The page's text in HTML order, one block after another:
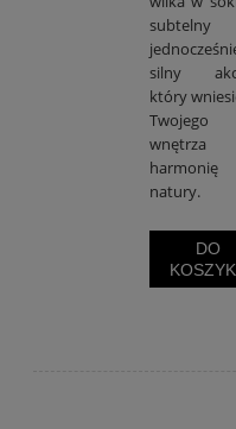
silny
który
Twojego
wnętrza
harmonię
natury.
DO